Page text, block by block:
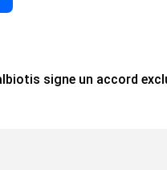
signe un accord